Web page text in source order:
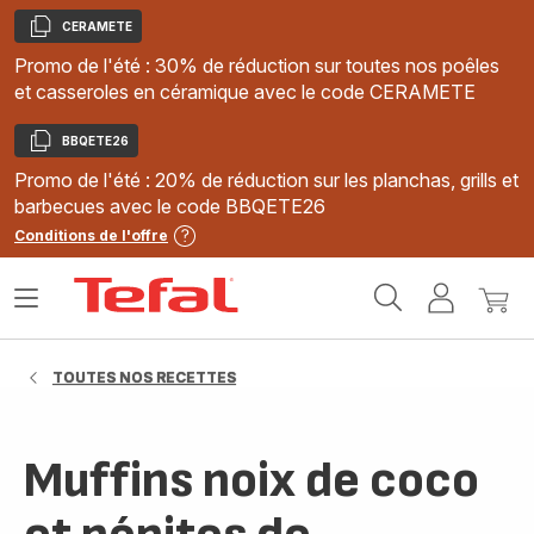
Copier
CERAMETE
Promo de l'été : 30% de réduction sur toutes nos poêles
et casseroles en céramique avec le code CERAMETE
Copier
BBQETE26
Promo de l'été : 20% de réduction sur les planchas, grills et
barbecues avec le code BBQETE26
Conditions de l'offre
MonMon
Ouvrir
TOUTES NOS RECETTES
Muffins noix de coco